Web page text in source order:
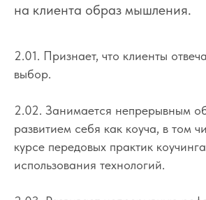
на клиента образ мышления.
2.01. Признает, что клиенты
выбор.
2.02. Занимается непрерывным
развитием себя как коуча, в том
курсе передовых практик
использования технологий.